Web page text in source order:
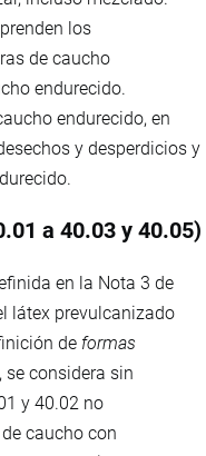
los
de caucho
endurecido.
endurecido, en
y desperdicios y
a 40.03 y 40.05)
en la Nota 3 de
látex prevulcanizado
de formas
se considera sin
y 40.02 no
caucho con